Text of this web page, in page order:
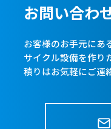
お問い合わ
お客様のお手元にあ
サイクル設備を作り
積りはお気軽にご連